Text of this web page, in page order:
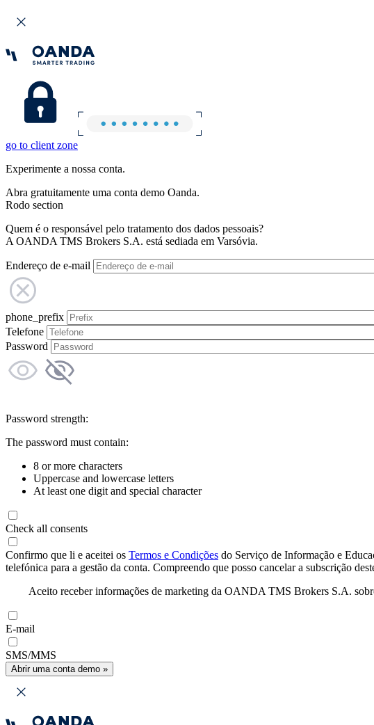
go to client zone
Experimente a nossa conta.
Abra gratuitamente uma conta demo Oanda.
Rodo section
Quem é o responsável pelo tratamento dos dados pessoais?
A OANDA TMS Brokers S.A. está sediada em Varsóvia.
Endereço de e-mail
phone_prefix
Telefone
Password
Password strength:
The password must contain:
8 or more characters
Uppercase and lowercase letters
At least one digit and special character
Check all consents
Confirmo que li e aceitei os Termos e Condições do Serviço de Informação e
telefónica para a gestão da conta. Compreendo que posso cancelar a subscrição
Aceito receber informações de marketing da OANDA TMS Brokers S.A.
E-mail
SMS/MMS
Abrir uma conta demo »